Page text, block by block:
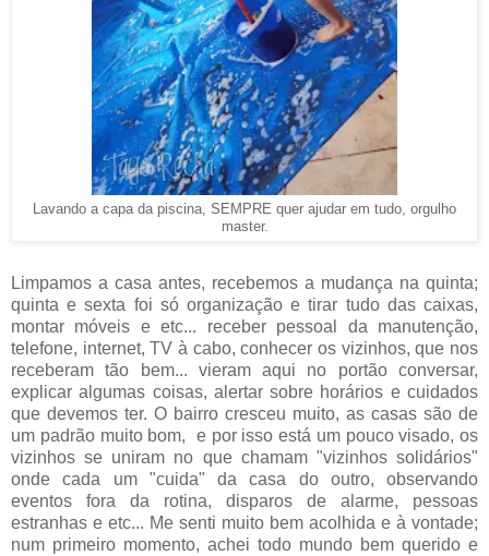
Lavando a capa da piscina, SEMPRE quer ajudar em tudo, orgulho
master.
Limpamos a casa antes, recebemos a mudança na quinta;
quinta e sexta foi só organização e tirar tudo das caixas,
montar móveis e etc... receber pessoal da manutenção,
telefone, internet, TV à cabo, conhecer os vizinhos, que nos
receberam tão bem... vieram aqui no portão conversar,
explicar algumas coisas, alertar sobre horários e cuidados
que devemos ter. O bairro cresceu muito, as casas são de
um padrão muito bom, e por isso está um pouco visado, os
vizinhos se uniram no que chamam "vizinhos solidários"
onde cada um "cuida" da casa do outro, observando
eventos fora da rotina, disparos de alarme, pessoas
estranhas e etc... Me senti muito bem acolhida e à vontade;
num primeiro momento, achei todo mundo bem querido e